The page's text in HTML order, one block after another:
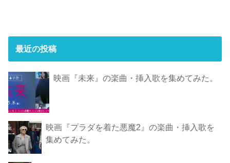
最近の投稿
映画『未来』の楽曲・挿入歌を集めてみた。
映画『プラダを着た悪魔2』の楽曲・挿入歌を
集めてみた。